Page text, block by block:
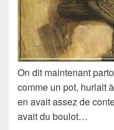
On dit maintenant
comme un pot, hurlait
en avait assez de
avait du boulot…